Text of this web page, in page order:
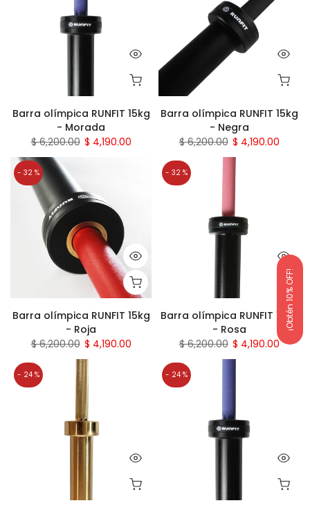
Barra olímpica RUNFIT 15kg
- Morada
$ 6,200.00 $ 4,190.00
Barra olímpica RUNFIT 15kg
- Negra
$ 6,200.00 $ 4,190.00
- 32 %
Barra olímpica RUNFIT 15kg
- Roja
$ 6,200.00 $ 4,190.00
- 32 %
Barra olímpica RUNFIT 15kg
- Rosa
$ 6,200.00 $ 4,190.00
- 24 % - 24 %
¡Obtén 10% OFF!